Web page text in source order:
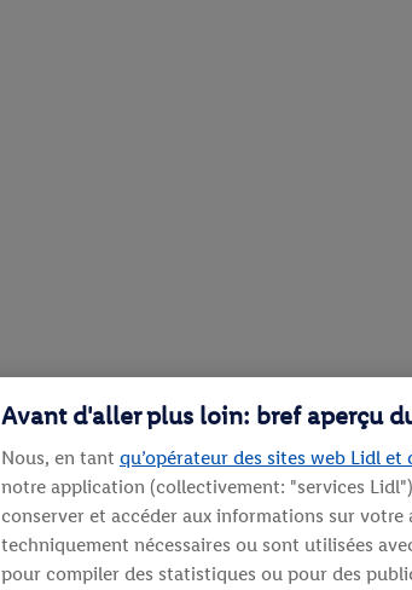
Avant d'aller plus loin: bref aperçu
Nous, en tant qu’opérateur des sites web Lidl et
notre application (collectivement: "services
conserver et accéder aux informations sur
techniquement nécessaires ou sont utilisées
pour compiler des statistiques ou pour des